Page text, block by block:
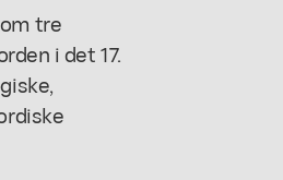
tre
i det 17.